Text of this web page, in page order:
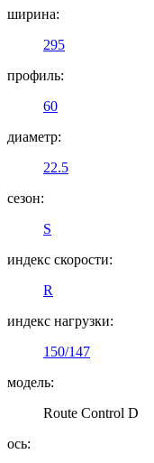
ширина:
295
профиль:
60
диаметр:
22.5
сезон:
S
индекс скорости:
R
индекс нагрузки:
150/147
модель:
Route Control D
ось: